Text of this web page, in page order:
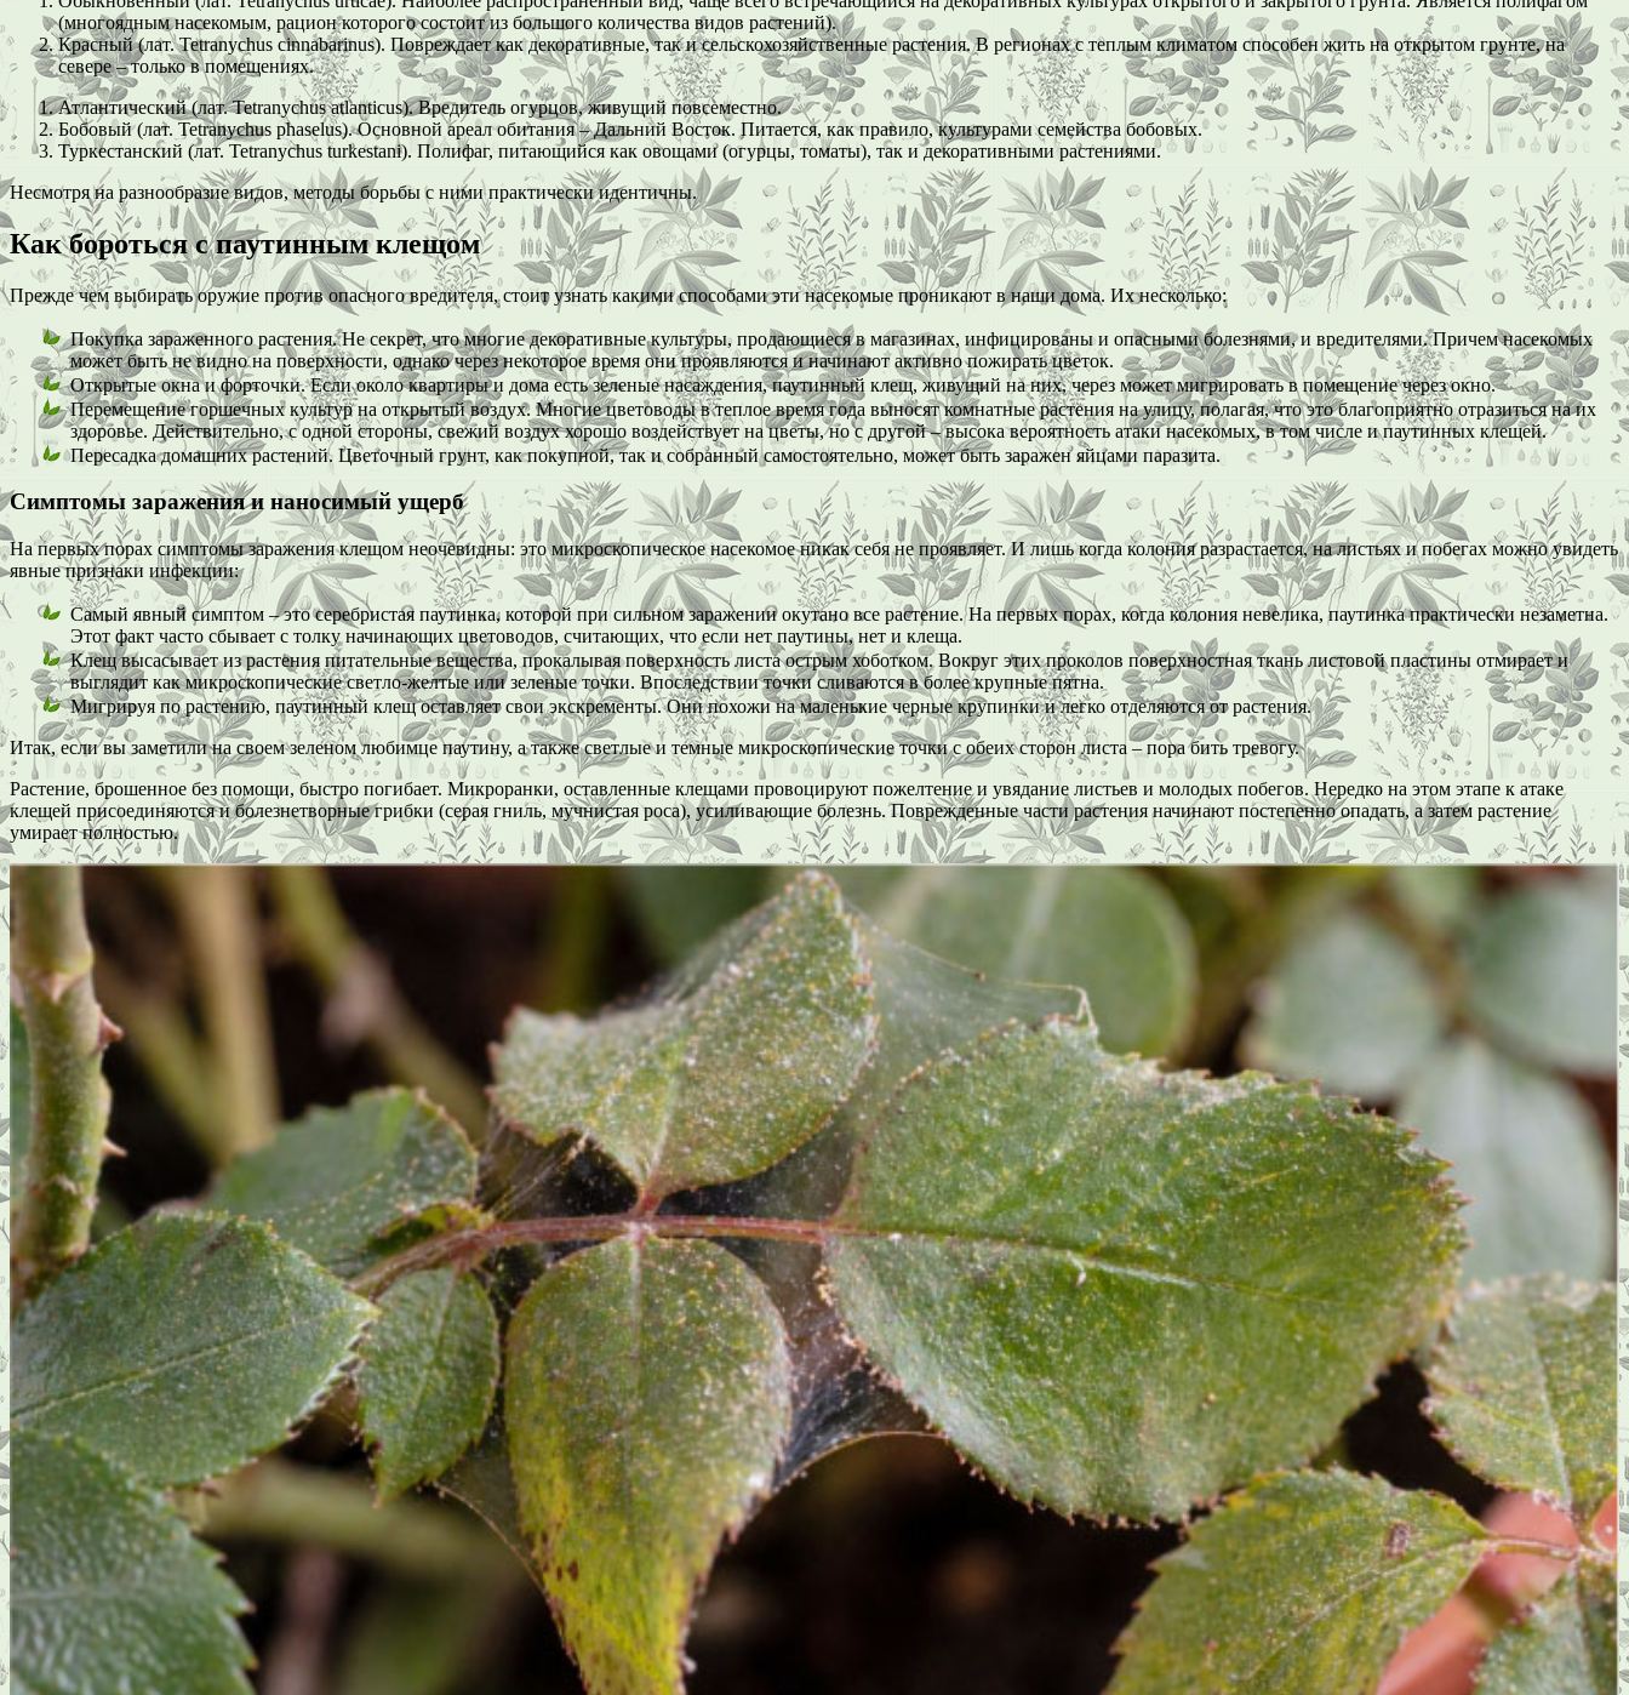
(многоядным насекомым, рацион которого состоит из большого количества видов растений).
Красный (лат. Tetranychus cinnabarinus). Повреждает как декоративные, так и сельскохозяйственные растения. В регионах с теплым климатом способен жить на открытом грунте, на
севере – только в помещениях.
Атлантический (лат. Tetranychus atlanticus). Вредитель огурцов, живущий повсеместно.
Бобовый (лат. Tetranychus phaselus). Основной ареал обитания – Дальний Восток. Питается, как правило, культурами семейства бобовых.
Туркестанский (лат. Tetranychus turkestani). Полифаг, питающийся как овощами (огурцы, томаты), так и декоративными растениями.
Несмотря на разнообразие видов, методы борьбы с ними практически идентичны.
Как бороться с паутинным клещом
Прежде чем выбирать оружие против опасного вредителя, стоит узнать какими способами эти насекомые проникают в наши дома. Их несколько:
Покупка зараженного растения. Не секрет, что многие декоративные культуры, продающиеся в магазинах, инфицированы и опасными болезнями, и вредителями. Причем насекомых
может быть не видно на поверхности, однако через некоторое время они проявляются и начинают активно пожирать цветок.
Открытые окна и форточки. Если около квартиры и дома есть зеленые насаждения, паутинный клещ, живущий на них, через может мигрировать в помещение через окно.
Перемещение горшечных культур на открытый воздух. Многие цветоводы в теплое время года выносят комнатные растения на улицу, полагая, что это благоприятно отразиться на их
здоровье. Действительно, с одной стороны, свежий воздух хорошо воздействует на цветы, но с другой – высока вероятность атаки насекомых, в том числе и паутинных клещей.
Пересадка домашних растений. Цветочный грунт, как покупной, так и собранный самостоятельно, может быть заражен яйцами паразита.
Симптомы заражения и наносимый ущерб
На первых порах симптомы заражения клещом неочевидны: это микроскопическое насекомое никак себя не проявляет. И лишь когда колония разрастается, на листьях и побегах можно увидеть
явные признаки инфекции:
Самый явный симптом – это серебристая паутинка, которой при сильном заражении окутано все растение. На первых порах, когда колония невелика, паутинка практически незаметна.
Этот факт часто сбывает с толку начинающих цветоводов, считающих, что если нет паутины, нет и клеща.
Клещ высасывает из растения питательные вещества, прокалывая поверхность листа острым хоботком. Вокруг этих проколов поверхностная ткань листовой пластины отмирает и
выглядит как микроскопические светло-желтые или зеленые точки. Впоследствии точки сливаются в более крупные пятна.
Мигрируя по растению, паутинный клещ оставляет свои экскременты. Они похожи на маленькие черные крупинки и легко отделяются от растения.
Итак, если вы заметили на своем зеленом любимце паутину, а также светлые и темные микроскопические точки с обеих сторон листа – пора бить тревогу.
Растение, брошенное без помощи, быстро погибает. Микроранки, оставленные клещами провоцируют пожелтение и увядание листьев и молодых побегов. Нередко на этом этапе к атаке
клещей присоединяются и болезнетворные грибки (серая гниль, мучнистая роса), усиливающие болезнь. Поврежденные части растения начинают постепенно опадать, а затем растение
умирает полностью.